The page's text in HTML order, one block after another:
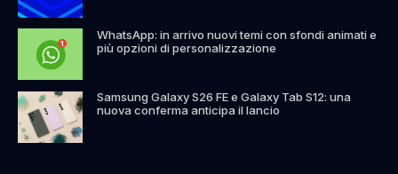
WhatsApp: in arrivo nuovi temi con sfondi animati e
più opzioni di personalizzazione
Samsung Galaxy S26 FE e Galaxy Tab S12: una
nuova conferma anticipa il lancio